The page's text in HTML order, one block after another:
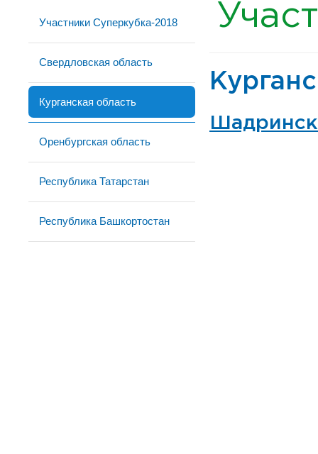
Участники Суперкубка-2018
Свердловская область
Курганская область
Оренбургская область
Республика Татарстан
Республика Башкортостан
Шадринск